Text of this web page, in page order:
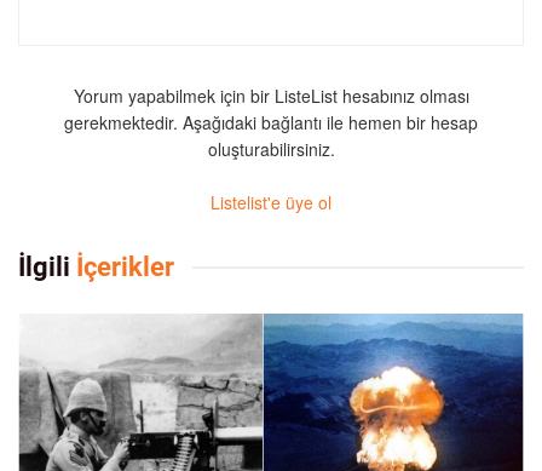
Yorum yapabilmek için bir ListeList hesabınız olması
gerekmektedir. Aşağıdaki bağlantı ile hemen bir hesap
oluşturabilirsiniz.
Listelist'e üye ol
İlgili İçerikler